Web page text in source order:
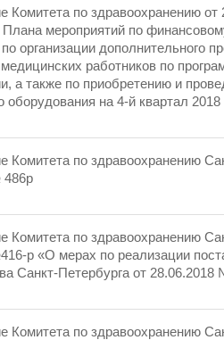
Комитета по здравоохранению
мероприятий по
организации дополнительного
работников по
а также по приобретению и
оборудования на 4-й квартал 2018
Комитета по здравоохранению
Комитета по здравоохранению
р «О мерах по реализации
Санкт-Петербурга от 28.06.2018
Комитета по здравоохранению